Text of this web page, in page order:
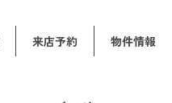
来店予約 物件情報